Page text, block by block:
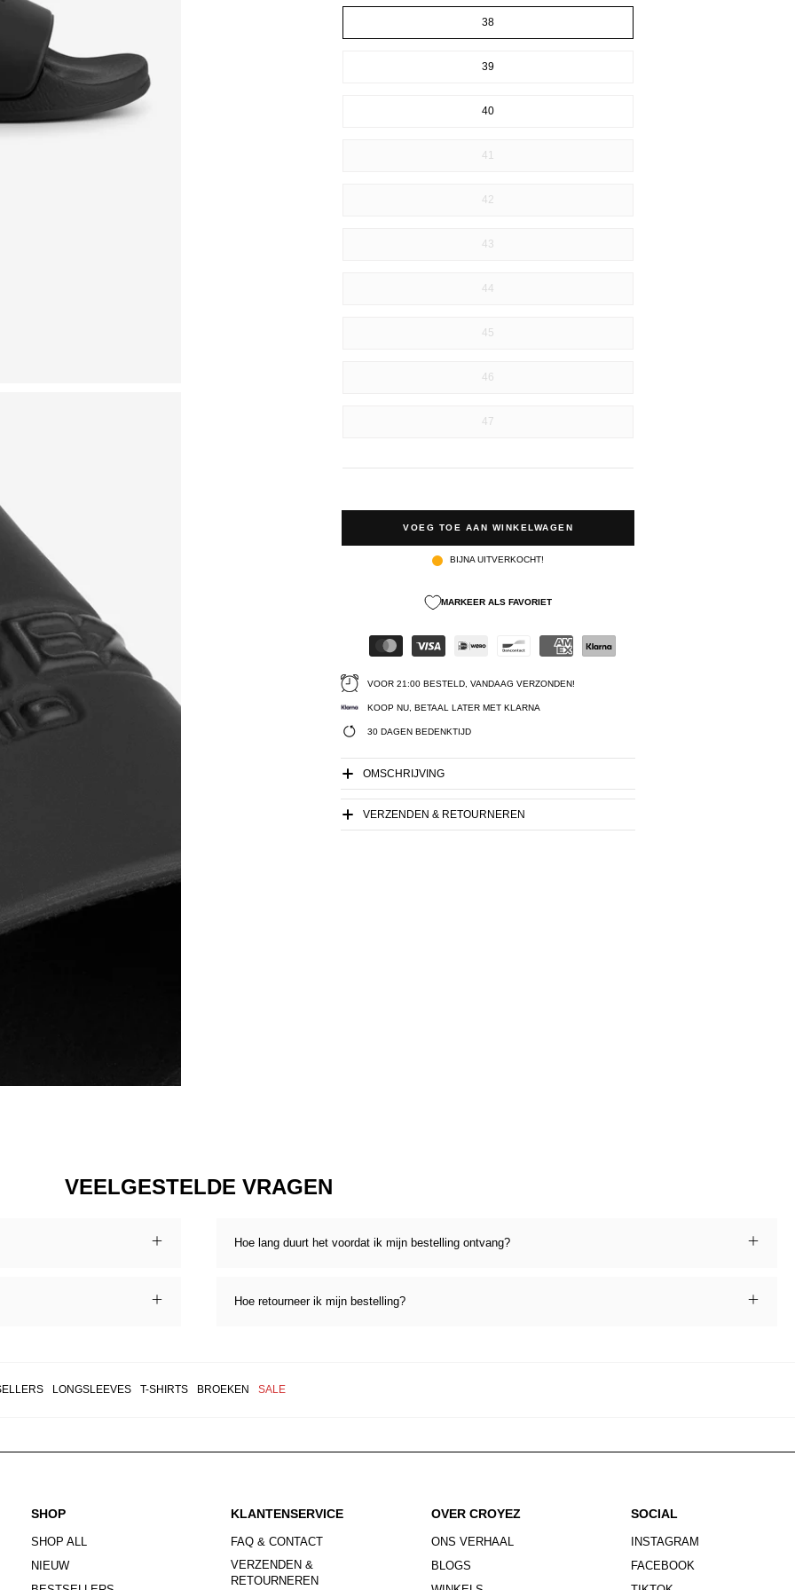
38
39
40
41
42
43
44
45
46
47
VOEG TOE AAN WINKELWAGEN
BIJNA UITVERKOCHT!
MARKEER ALS FAVORIET
VOOR 21:00 BESTELD, VANDAAG VERZONDEN!
KOOP NU, BETAAL LATER MET KLARNA
30 DAGEN BEDENKTIJD
OMSCHRIJVING
VERZENDEN & RETOURNEREN
VEELGESTELDE VRAGEN
Hoe lang duurt het voordat ik mijn bestelling ontvang?
Hoe retourneer ik mijn bestelling?
LONGSLEEVES T-SHIRTS BROEKEN SALE
SHOP
SHOP ALL
NIEUW
KLANTENSERVICE
FAQ & CONTACT
VERZENDEN &
RETOURNEREN
OVER CROYEZ
ONS VERHAAL
BLOGS
SOCIAL
INSTAGRAM
FACEBOOK